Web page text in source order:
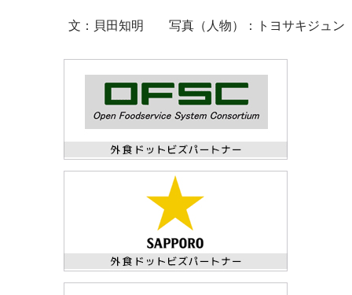
文：貝田知明 写真（人物）：トヨサキジュン